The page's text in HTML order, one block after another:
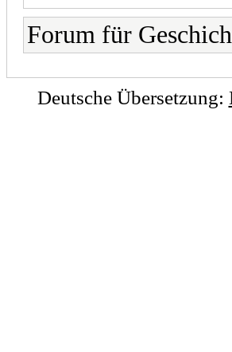
Forum für
Deutsche Übersetzung: